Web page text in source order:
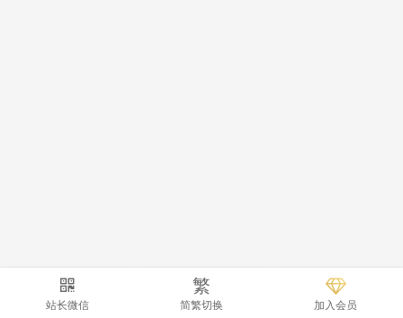
站长微信
繁
简繁切换 加入会员